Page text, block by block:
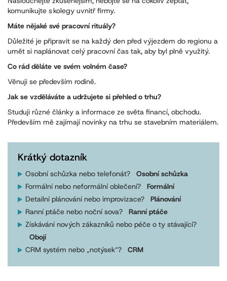
komunikujte s kolegy uvnitř firmy.
Máte nějaké své pracovní rituály?
Důležité je připravit se na každý den před výjezdem do regionu a
umět si naplánovat celý pracovní čas tak, aby byl plně využitý.
Co rád děláte ve svém volném čase?
Věnuji se především rodině.
Jak se vzděláváte a udržujete si přehled o trhu?
Studuji různé články a informace ze světa financí, obchodu.
Především mě zajímají novinky na trhu se stavebním materiálem.
Krátký dotazník
Osobní schůzka nebo telefonát? Osobní schůzka
Formální nebo neformální oblečení? Formální
Detailní plánování nebo improvizace? Plánování
Ranní ptáče nebo noční sova? Ranní ptáče
Získávání nových zákazníků nebo péče o ty stávající?
Obojí
CRM systém nebo „notýsek“? CRM